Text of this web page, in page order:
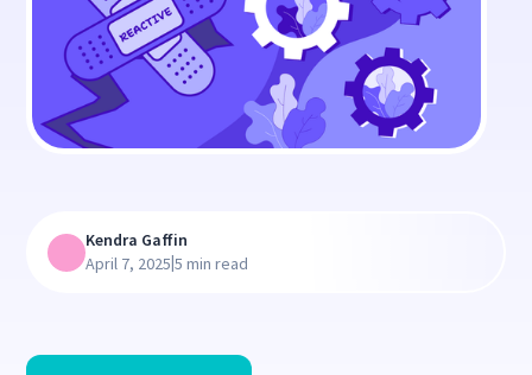
Kendra Gaffin
April 7, 2025|5 min read